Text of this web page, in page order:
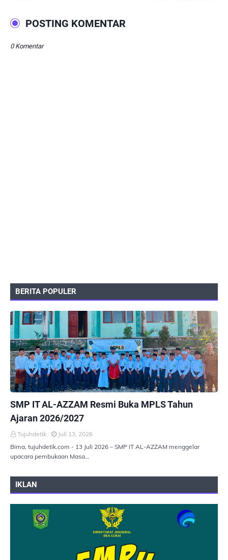
POSTING KOMENTAR
0 Komentar
BERITA POPULER
SMP IT AL-AZZAM Resmi Buka MPLS Tahun
Ajaran 2026/2027
Tujuhdetik
Juli 13, 2026
Bima, tujuhdetik.com - 13 Juli 2026 – SMP IT AL-AZZAM menggelar
upacara pembukaan Masa…
IKLAN